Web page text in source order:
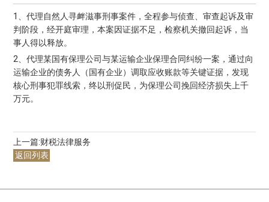
1、代理自然人寻衅滋事刑事案件，全程参与侦查、审查起诉及审
判阶段，经开庭审理，本案因证据不足，检察机关撤回起诉，当
事人得以释放。
2、代理某国有保理公司与某运输企业保理合同纠纷一案，通过向
运输企业的债务人（国有企业）调取应收账款等关键证据，发现
核心刑事犯罪线索，终以刑促民，为保理公司挽回经济损失上千
万元。
上一篇:财税法律服务
返回列表